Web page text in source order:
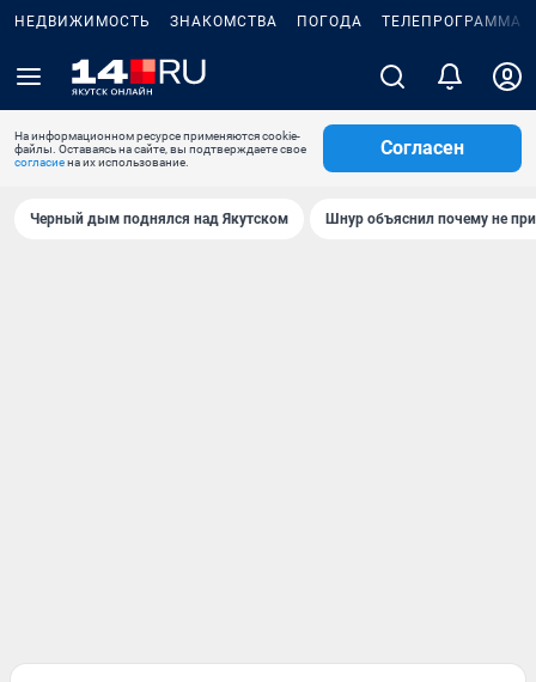
НЕДВИЖИМОСТЬ ЗНАКОМСТВА ПОГОДА ТЕЛЕПРОГРАММА
На информационном ресурсе применяются cookie-
файлы. Оставаясь на сайте, вы подтверждаете свое
согласиена их использование.
Согласен
Черный дым поднялся над Якутском Шнур объяснил почему не